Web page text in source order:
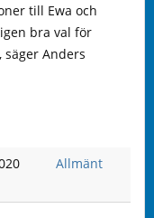
till Ewa och
bra val för
säger Anders
Allmänt